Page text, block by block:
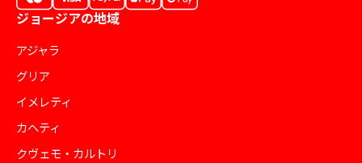
ジョージアの地域
アジャラ
グリア
イメレティ
カヘティ
クヴェモ・カルトリ